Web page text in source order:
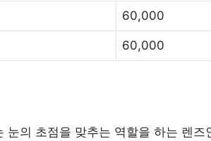
60,000
60,000
의 초점을 맞추는 역할을 하는 렌즈